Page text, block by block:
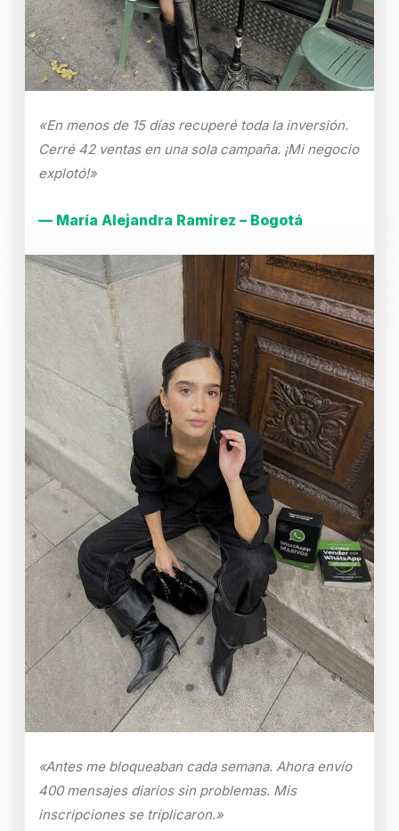
«En menos de 15 días recuperé toda la inversión.
Cerré 42 ventas en una sola campaña. ¡Mi negocio
explotó!»
— María Alejandra Ramírez – Bogotá
«Antes me bloqueaban cada semana. Ahora envío
400 mensajes diarios sin problemas. Mis
inscripciones se triplicaron.»